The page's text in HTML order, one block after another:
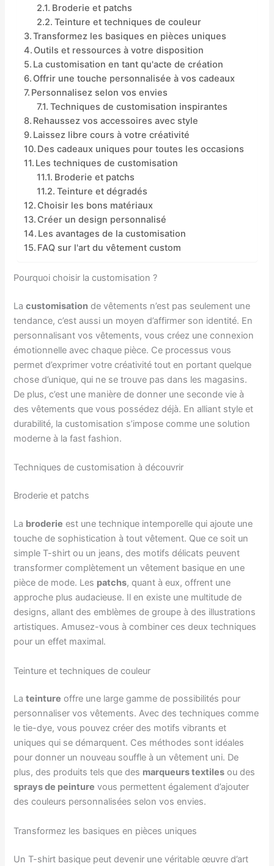
Broderie et patchs
Teinture et techniques de couleur
Transformez les basiques en pièces uniques
Outils et ressources à votre disposition
La customisation en tant qu'acte de création
Offrir une touche personnalisée à vos cadeaux
Personnalisez selon vos envies
Techniques de customisation inspirantes
Rehaussez vos accessoires avec style
Laissez libre cours à votre créativité
Des cadeaux uniques pour toutes les occasions
Les techniques de customisation
Broderie et patchs
Teinture et dégradés
Choisir les bons matériaux
Créer un design personnalisé
Les avantages de la customisation
FAQ sur l'art du vêtement custom
Pourquoi choisir la customisation ?
Lacustomisation de vêtements n’est pas seulement une
tendance, c’est aussi un moyen d’affirmer son identité. En
personnalisant vos vêtements, vous créez une connexion
émotionnelle avec chaque pièce. Ce processus vous
permet d’exprimer votre créativité tout en portant quelque
chose d’unique, qui ne se trouve pas dans les magasins.
De plus, c’est une manière de donner une seconde vie à
des vêtements que vous possédez déjà. En alliant style et
durabilité, la customisation s’impose comme une solution
moderne à la fast fashion.
Techniques de customisation à découvrir
Broderie et patchs
La broderie est une technique intemporelle qui ajoute une
touche de sophistication à tout vêtement. Que ce soit un
simple T-shirt ou un jeans, des motifs délicats peuvent
transformer complètement un vêtement basique en une
pièce de mode. Les patchs, quant à eux, offrent une
approche plus audacieuse. Il en existe une multitude de
designs, allant des emblèmes de groupe à des illustrations
artistiques. Amusez-vous à combiner ces deux techniques
pour un effet maximal.
Teinture et techniques de couleur
Lateinture offre une large gamme de possibilités pour
personnaliser vos vêtements. Avec des techniques comme
le tie-dye, vous pouvez créer des motifs vibrants et
uniques qui se démarquent. Ces méthodes sont idéales
pour donner un nouveau souffle à un vêtement uni. De
plus, des produits tels que des marqueurs textiles ou des
sprays de peinture vous permettent également d’ajouter
des couleurs personnalisées selon vos envies.
Transformez les basiques en pièces uniques
Un T-shirt basique peut devenir une véritable œuvre d’art